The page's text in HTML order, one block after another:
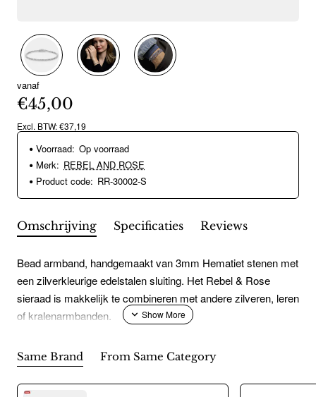
vanaf
€45,00
Excl. BTW: €37,19
Voorraad: Op voorraad
Merk: REBEL AND ROSE
Product code: RR-30002-S
Omschrijving Specificaties Reviews
Bead armband, handgemaakt van 3mm Hematiet stenen met
een zilverkleurige edelstalen sluiting. Het Rebel & Rose
sieraad is makkelijk te combineren met andere zilveren, leren
of kralenarmbanden.
Same Brand From Same Category